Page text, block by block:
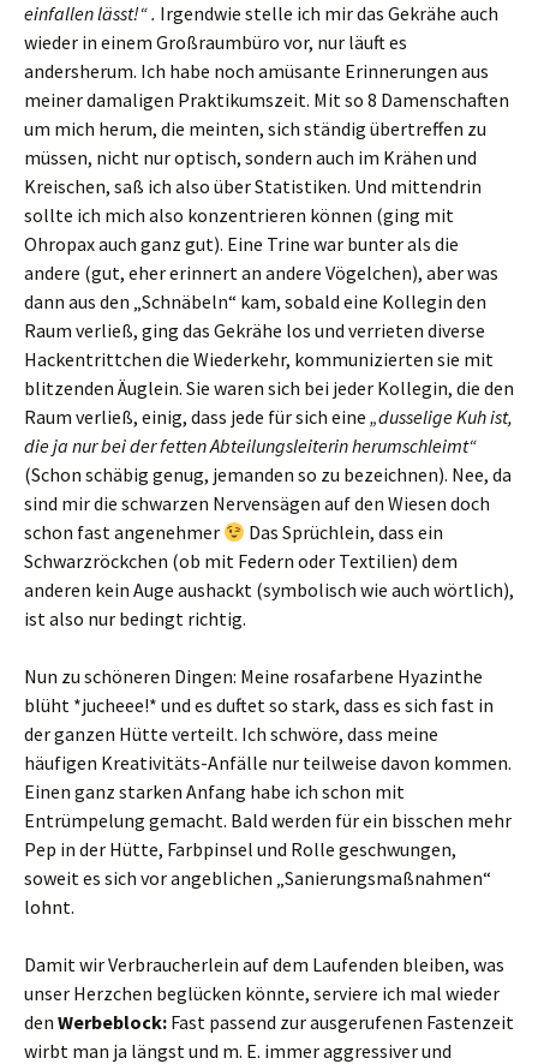
einfallen lässt!“ . Irgendwie stelle ich mir das Gekrähe auch
wieder in einem Großraumbüro vor, nur läuft es
andersherum. Ich habe noch amüsante Erinnerungen aus
meiner damaligen Praktikumszeit. Mit so 8 Damenschaften
um mich herum, die meinten, sich ständig übertreffen zu
müssen, nicht nur optisch, sondern auch im Krähen und
Kreischen, saß ich also über Statistiken. Und mittendrin
sollte ich mich also konzentrieren können (ging mit
Ohropax auch ganz gut). Eine Trine war bunter als die
andere (gut, eher erinnert an andere Vögelchen), aber was
dann aus den „Schnäbeln“ kam, sobald eine Kollegin den
Raum verließ, ging das Gekrähe los und verrieten diverse
Hackentrittchen die Wiederkehr, kommunizierten sie mit
blitzenden Äuglein. Sie waren sich bei jeder Kollegin, die den
Raum verließ, einig, dass jede für sich eine „dusselige Kuh ist,
die ja nur bei der fetten Abteilungsleiterin herumschleimt“
(Schon schäbig genug, jemanden so zu bezeichnen). Nee, da
sind mir die schwarzen Nervensägen auf den Wiesen doch
schon fast angenehmer
Das Sprüchlein, dass ein
Schwarzröckchen (ob mit Federn oder Textilien) dem
anderen kein Auge aushackt (symbolisch wie auch wörtlich),
ist also nur bedingt richtig.
Nun zu schöneren Dingen: Meine rosafarbene Hyazinthe
blüht *jucheee!* und es duftet so stark, dass es sich fast in
der ganzen Hütte verteilt. Ich schwöre, dass meine
häufigen Kreativitäts-Anfälle nur teilweise davon kommen.
Einen ganz starken Anfang habe ich schon mit
Entrümpelung gemacht. Bald werden für ein bisschen mehr
Pep in der Hütte, Farbpinsel und Rolle geschwungen,
soweit es sich vor angeblichen „Sanierungsmaßnahmen“
lohnt.
Damit wir Verbraucherlein auf dem Laufenden bleiben, was
unser Herzchen beglücken könnte, serviere ich mal wieder
den Werbeblock: Fast passend zur ausgerufenen Fastenzeit
wirbt man ja längst und m. E. immer aggressiver und